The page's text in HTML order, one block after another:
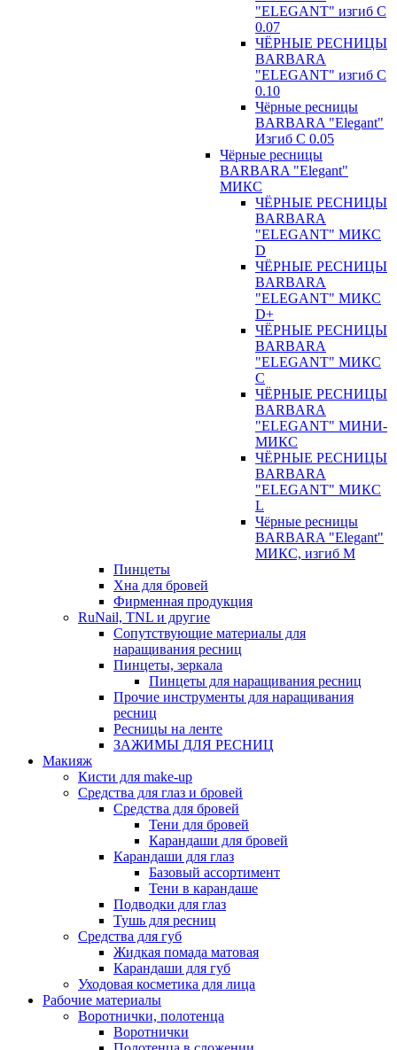
"ELEGANT" изгиб С
0.07
ЧЁРНЫЕ РЕСНИЦЫ
BARBARA
"ELEGANT" изгиб С
0.10
Чёрные ресницы
BARBARA "Elegant"
Изгиб С 0.05
Чёрные ресницы
BARBARA "Elegant"
МИКС
ЧЁРНЫЕ РЕСНИЦЫ
BARBARA
"ELEGANT" МИКС
D
ЧЁРНЫЕ РЕСНИЦЫ
BARBARA
"ELEGANT" МИКС
D+
ЧЁРНЫЕ РЕСНИЦЫ
BARBARA
"ELEGANT" МИКС
С
ЧЁРНЫЕ РЕСНИЦЫ
BARBARA
"ELEGANT" МИНИ-
МИКС
ЧЁРНЫЕ РЕСНИЦЫ
BARBARA
"ELEGANT" МИКС
L
Чёрные ресницы
BARBARA "Elegant"
МИКС, изгиб М
Пинцеты
Хна для бровей
Фирменная продукция
RuNail, TNL и другие
Сопутствующие материалы для
наращивания ресниц
Пинцеты, зеркала
Пинцеты для наращивания ресниц
Прочие инструменты для наращивания
ресниц
Ресницы на ленте
ЗАЖИМЫ ДЛЯ РЕСНИЦ
Макияж
Кисти для make-up
Средства для глаз и бровей
Средства для бровей
Тени для бровей
Карандаши для бровей
Карандаши для глаз
Базовый ассортимент
Тени в карандаше
Подводки для глаз
Тушь для ресниц
Средства для губ
Жидкая помада матовая
Карандаши для губ
Уходовая косметика для лица
Рабочие материалы
Воротнички, полотенца
Воротнички